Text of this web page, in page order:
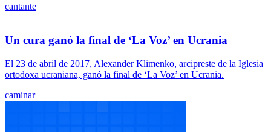
cantante
Un cura ganó la final de ‘La Voz’ en Ucrania
El 23 de abril de 2017, Alexander Klimenko, arcipreste de la Iglesia
ortodoxa ucraniana, ganó la final de ‘La Voz’ en Ucrania.
caminar